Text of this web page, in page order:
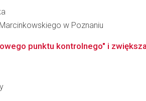
w Poznaniu
punktu kontrolnego" i